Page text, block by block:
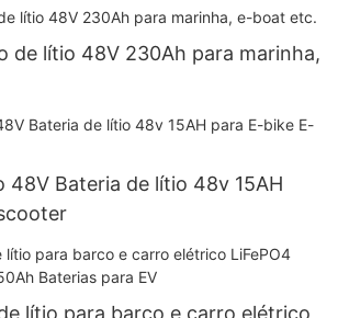
de lítio 48V 230Ah para marinha,
48V Bateria de lítio 48v 15AH
lítio para barco e carro elétrico